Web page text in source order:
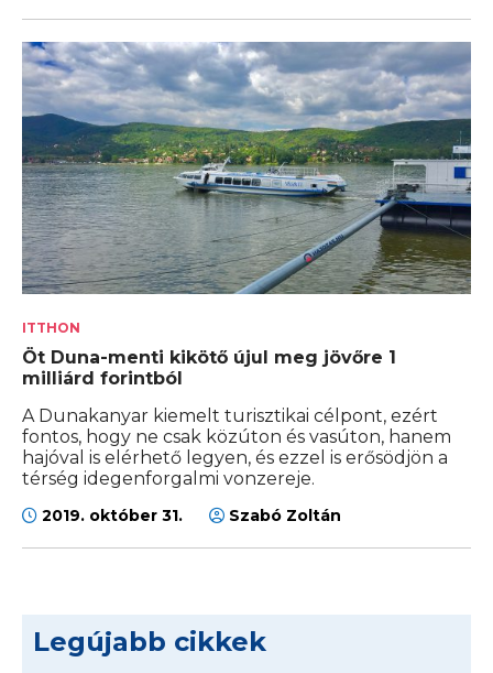
ITTHON
Öt Duna-menti kikötő újul meg jövőre 1
milliárd forintból
A Dunakanyar kiemelt turisztikai célpont, ezért
fontos, hogy ne csak közúton és vasúton, hanem
hajóval is elérhető legyen, és ezzel is erősödjön a
térség idegenforgalmi vonzereje.
2019. október 31. Szabó Zoltán
Legújabb cikkek